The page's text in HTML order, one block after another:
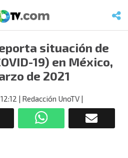
situación de
19) en México,
de 2021
| Redacción UnoTV |